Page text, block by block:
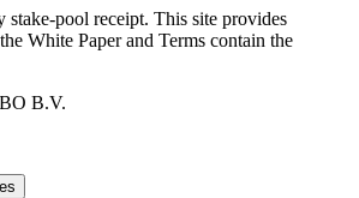
stake-pool receipt. This site provides
White Paper and Terms contain the
B.V.